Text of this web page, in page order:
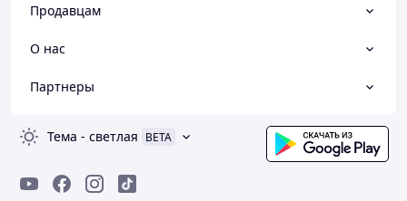
Продавцам
О нас
Партнеры
Тема - светлая BETA